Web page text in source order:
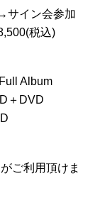
サイン会参加
税込)
Album
＋DVD
ご利用頂けま